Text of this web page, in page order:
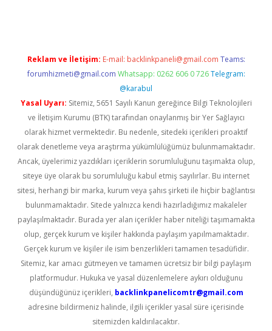
Reklam ve İletişim: E-mail: backlinkpaneli@gmail.com Teams:
forumhizmeti@gmail.com Whatsapp: 0262 606 0 726 Telegram:
@karabul
Yasal Uyarı: Sitemiz, 5651 Sayılı Kanun gereğince Bilgi Teknolojileri
ve İletişim Kurumu (BTK) tarafından onaylanmış bir Yer Sağlayıcı
olarak hizmet vermektedir. Bu nedenle, sitedeki içerikleri proaktif
olarak denetleme veya araştırma yükümlülüğümüz bulunmamaktadır.
Ancak, üyelerimiz yazdıkları içeriklerin sorumluluğunu taşımakta olup,
siteye üye olarak bu sorumluluğu kabul etmiş sayılırlar. Bu internet
sitesi, herhangi bir marka, kurum veya şahıs şirketi ile hiçbir bağlantısı
bulunmamaktadır. Sitede yalnızca kendi hazırladığımız makaleler
paylaşılmaktadır. Burada yer alan içerikler haber niteliği taşımamakta
olup, gerçek kurum ve kişiler hakkında paylaşım yapılmamaktadır.
Gerçek kurum ve kişiler ile isim benzerlikleri tamamen tesadüfidir.
Sitemiz, kar amacı gütmeyen ve tamamen ücretsiz bir bilgi paylaşım
platformudur. Hukuka ve yasal düzenlemelere aykırı olduğunu
düşündüğünüz içerikleri, backlinkpanelicomtr@gmail.com
adresine bildirmeniz halinde, ilgili içerikler yasal süre içerisinde
sitemizden kaldırılacaktır.